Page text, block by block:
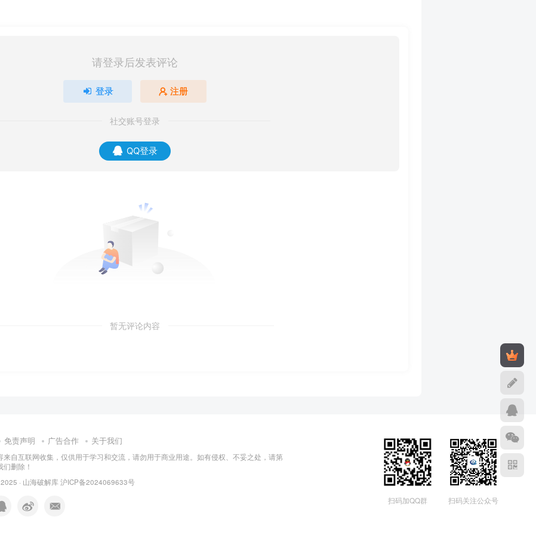
请登录后发表评论
登录 注册
社交账号登录
QQ登录
暂无评论内容
免责声明 广告合作 关于我们
来自互联网收集，仅供用于学习和交流，请勿用于商业用途。如有侵权、不妥之处，请第
删除！
· 山海破解库沪ICP备2024069633号
扫码加QQ群
扫码关注公众号